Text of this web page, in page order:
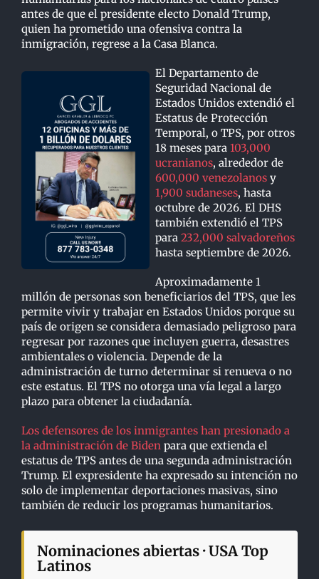
antes de que el presidente electo Donald Trump,
quien ha prometido una ofensiva contra la
inmigración, regrese a la Casa Blanca.
El Departamento de
Seguridad Nacional de
Estados Unidos extendió el
Estatus de Protección
Temporal, o TPS, por otros
18 meses para 103,000
ucranianos, alrededor de
600,000 venezolanos y
1,900 sudaneses, hasta
octubre de 2026. El DHS
también extendió el TPS
para 232,000 salvadoreños
hasta septiembre de 2026.
Aproximadamente 1
millón de personas son beneficiarios del TPS, que les
permite vivir y trabajar en Estados Unidos porque su
país de origen se considera demasiado peligroso para
regresar por razones que incluyen guerra, desastres
ambientales o violencia. Depende de la
administración de turno determinar si renueva o no
este estatus. El TPS no otorga una vía legal a largo
plazo para obtener la ciudadanía.
Los defensores de los inmigrantes han presionado a
la administración de Biden para que extienda el
estatus de TPS antes de una segunda administración
Trump. El expresidente ha expresado su intención no
solo de implementar deportaciones masivas, sino
también de reducir los programas humanitarios.
Nominaciones abiertas · USA Top
Latinos